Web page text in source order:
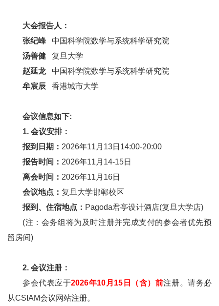
大会报告人：
张纪峰中国科学院数学与系统科学研究院
汤善健 复旦大学
赵延龙 中国科学院数学与系统科学研究院
牟宸辰
香港城市大学
会议信息如下:
1. 会议安排：
报到日期： 2026年11月13日14:00-20:00
报告时间： 2026年11月14-15日
离会时间： 2026年11月16日
会议地点： 复旦大学邯郸校区
报到、住宿地点： Pagoda君亭设计酒店(复旦大学店)
(注：会务组将为及时注册并完成支付的参会者优先预
留房间)
2. 会议注册：
参会代表应于2026年10月15日（含）前注册。请务必
从CSIAM会议网站注册。